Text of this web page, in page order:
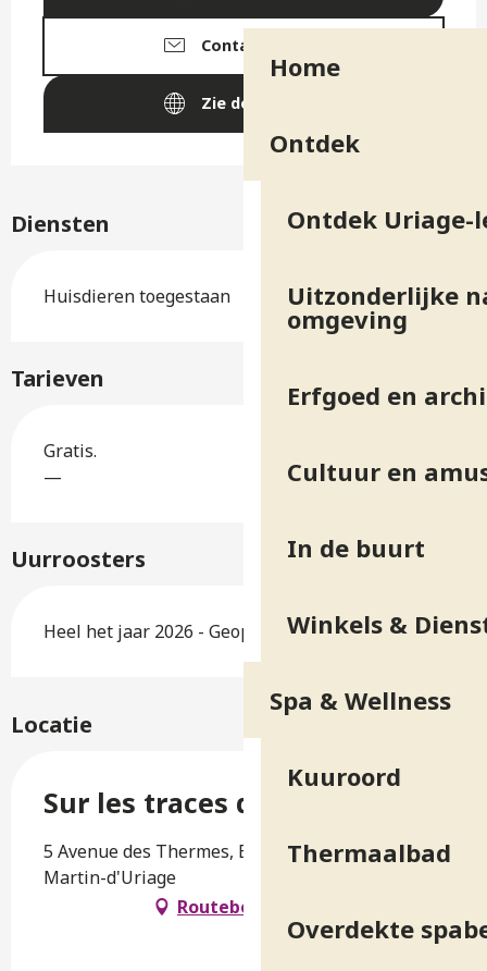
Home
Ontdek
Ontdek Uriage-
Uitzonderlijke
omgeving
Erfgoed en
Cultuur en
In de buurt
Winkels &
Spa & Wellness
Kuuroord
Thermaalbad
Overdekte
Contacteer ons
Zie de websites
Diensten
Huisdieren toegestaan
Tarieven
Gratis.
—
Uurroosters
Heel het jaar 2026 - Geopend alle dagen
Locatie
Sur les traces de la marquise
5 Avenue des Thermes, B.P. 10, 38410 Saint-
Martin-d'Uriage
Routebeschrijving